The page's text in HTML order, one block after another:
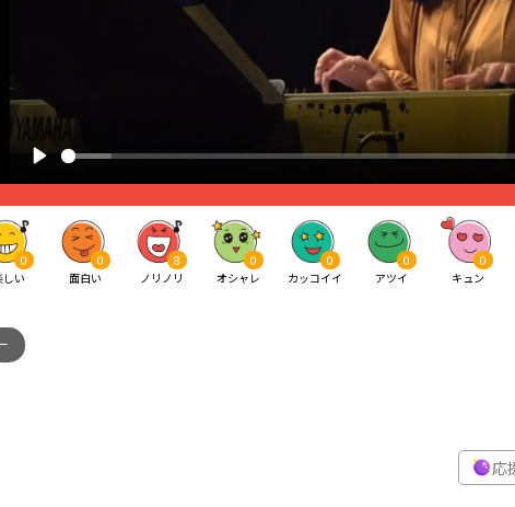
0
しい
0
面白い
8
ノリノリ
0
オシャレ
0
カッコイイ
0
アツイ
0
キュン
応